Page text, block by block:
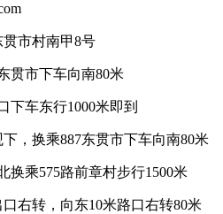
市村南甲8号
贯市下车向南80米
下车东行1000米即到
，换乘887东贯市下车向南80米
换乘575路前章村步行1500米
右转，向东10米路口右转80米